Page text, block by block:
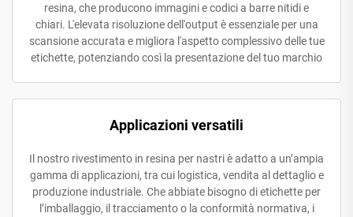
resina, che producono immagini e codici a barre nitidi e
chiari. L'elevata risoluzione dell'output è essenziale per una
scansione accurata e migliora l'aspetto complessivo delle tue
etichette, potenziando così la presentazione del tuo marchio
Applicazioni versatili
Il nostro rivestimento in resina per nastri è adatto a un’ampia
gamma di applicazioni, tra cui logistica, vendita al dettaglio e
produzione industriale. Che abbiate bisogno di etichette per
l’imballaggio, il tracciamento o la conformità normativa, i